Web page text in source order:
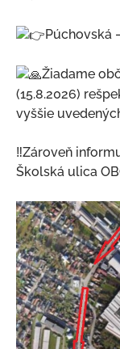
Púchovská
Žiadame
(15.8.2026)
vyššie
‼️Zároveň
Školská ulica